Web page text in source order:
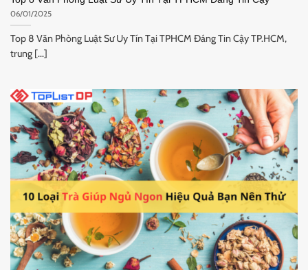
06/01/2025
Top 8 Văn Phòng Luật Sư Uy Tín Tại TPHCM Đáng Tin Cậy TP.HCM,
trung [...]